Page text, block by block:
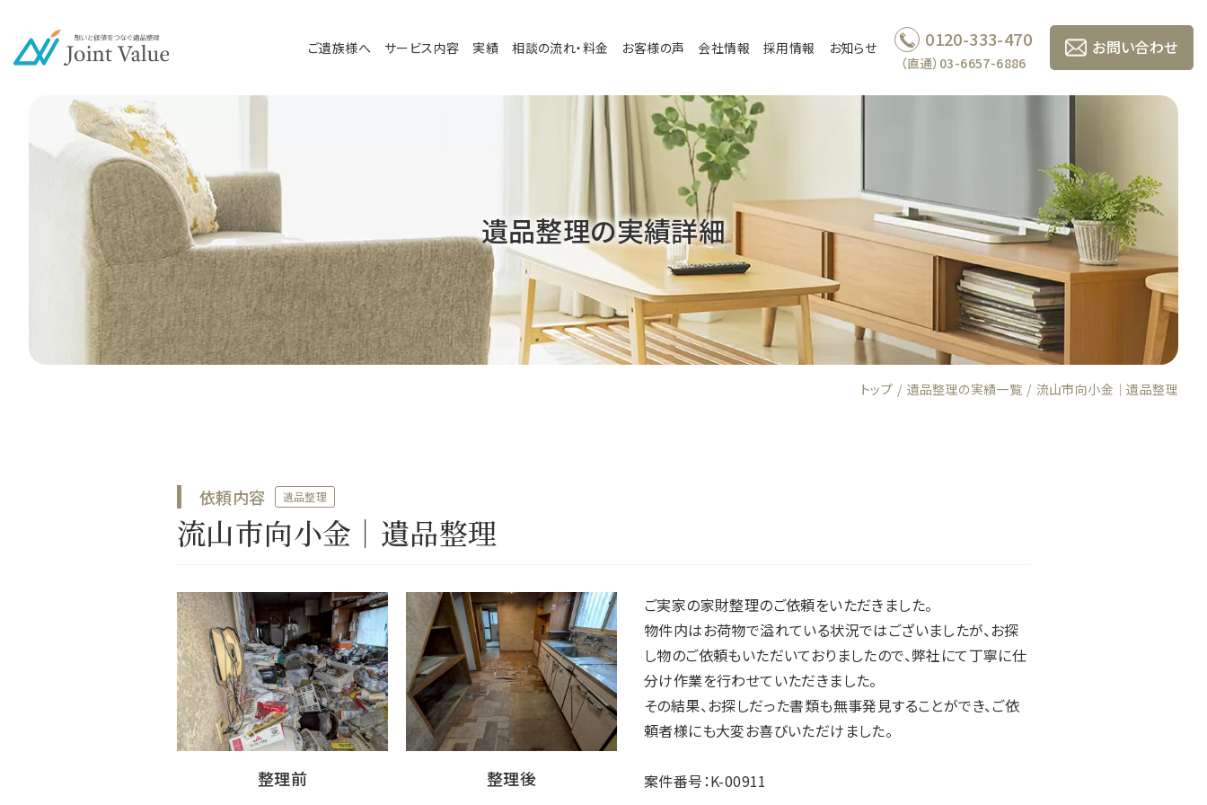
ご遺族様へ サービス内容 実績 相談の流れ・料金 お客様の声 会社情報 採用情報 お知らせ 0120-333-470
（直通）03-6657-6886
お問い合わせ
遺品整理の実績詳細
トップ 遺品整理の実績一覧 流山市向小金｜遺品整理
依頼内容 遺品整理
流山市向小金｜遺品整理
整理前 整理後
ご実家の家財整理のご依頼をいただきました。
物件内はお荷物で溢れている状況ではございましたが、お探
し物のご依頼もいただいておりましたので、弊社にて丁寧に仕
分け作業を行わせていただきました。
その結果、お探しだった書類も無事発見することができ、ご依
頼者様にも大変お喜びいただけました。
案件番号：K-00911